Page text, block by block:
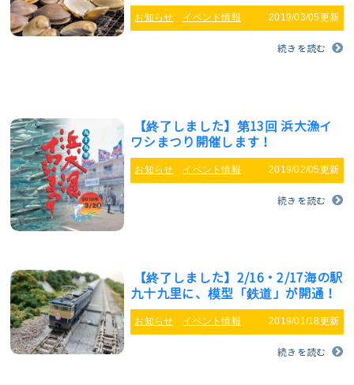
お知らせ イベント情報 2019/03/05更新
続きを読む
【終了しました】第13回 浜大漁イ
ワシまつり開催します！
お知らせ イベント情報 2019/02/05更新
続きを読む
【終了しました】2/16・2/17海の駅
九十九里に、模型「鉄道」が開通！
お知らせ イベント情報 2019/01/18更新
続きを読む